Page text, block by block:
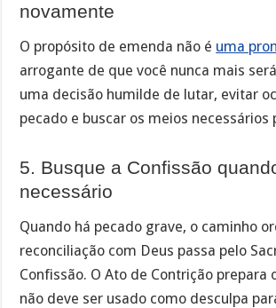
novamente
O propósito de emenda não é uma
arrogante de que você nunca mais
uma decisão humilde de lutar, evitar
pecado e buscar os meios necessários
5. Busque a Confissão
necessário
Quando há pecado grave, o caminho
reconciliação com Deus passa pelo
Confissão. O Ato de Contrição prepara
não deve ser usado como desculpa